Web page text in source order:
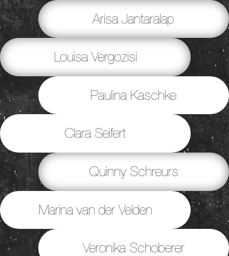
Arisa Jantaralap
Louisa Vergozisi
Paulina Kaschke
Clara Seifert
Quinny Schreurs
Marina van der Velden
Veronika Schoberer